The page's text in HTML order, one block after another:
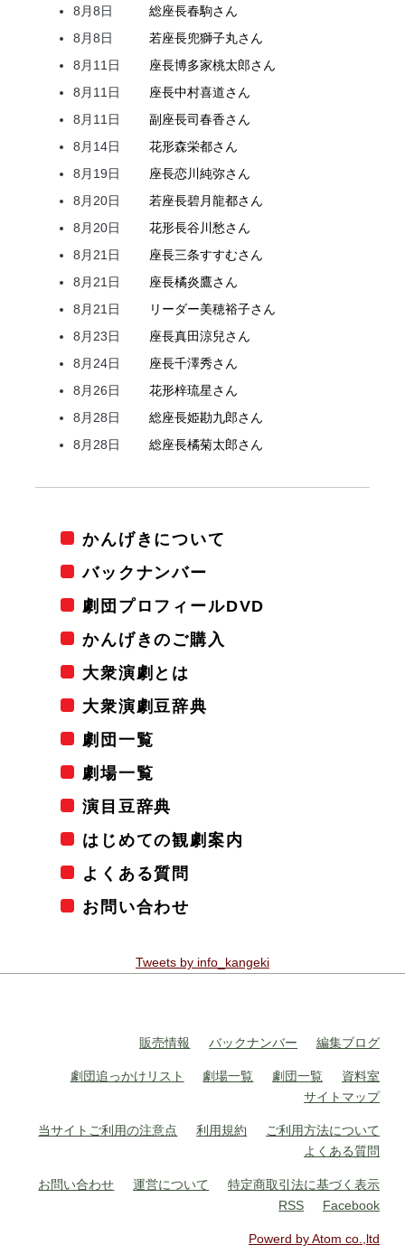
8月8日
総座長春駒さん
8月8日
若座長兜獅子丸さん
8月11日
座長博多家桃太郎さん
8月11日
座長中村喜道さん
8月11日
副座長司春香さん
8月14日
花形森栄都さん
8月19日
座長恋川純弥さん
8月20日
若座長碧月龍都さん
8月20日
花形長谷川愁さん
8月21日
座長三条すすむさん
8月21日
座長橘炎鷹さん
8月21日
リーダー美穂裕子さん
8月23日
座長真田涼兒さん
8月24日
座長千澤秀さん
8月26日
花形梓琉星さん
8月28日
総座長姫勘九郎さん
8月28日
総座長橘菊太郎さん
かんげきについて
バックナンバー
劇団プロフィールDVD
かんげきのご購入
大衆演劇とは
大衆演劇豆辞典
劇団一覧
劇場一覧
演目豆辞典
はじめての観劇案内
よくある質問
お問い合わせ
Tweets by info_kangeki
販売情報 バックナンバー 編集ブログ
劇団追っかけリスト 劇場一覧 劇団一覧
資料室
サイトマップ
当サイトご利用の注意点 利用規約
ご利用方法について
よくある質問
お問い合わせ 運営について
特定商取引法に基づく表示
RSS
Facebook
Powerd by Atom co.,ltd